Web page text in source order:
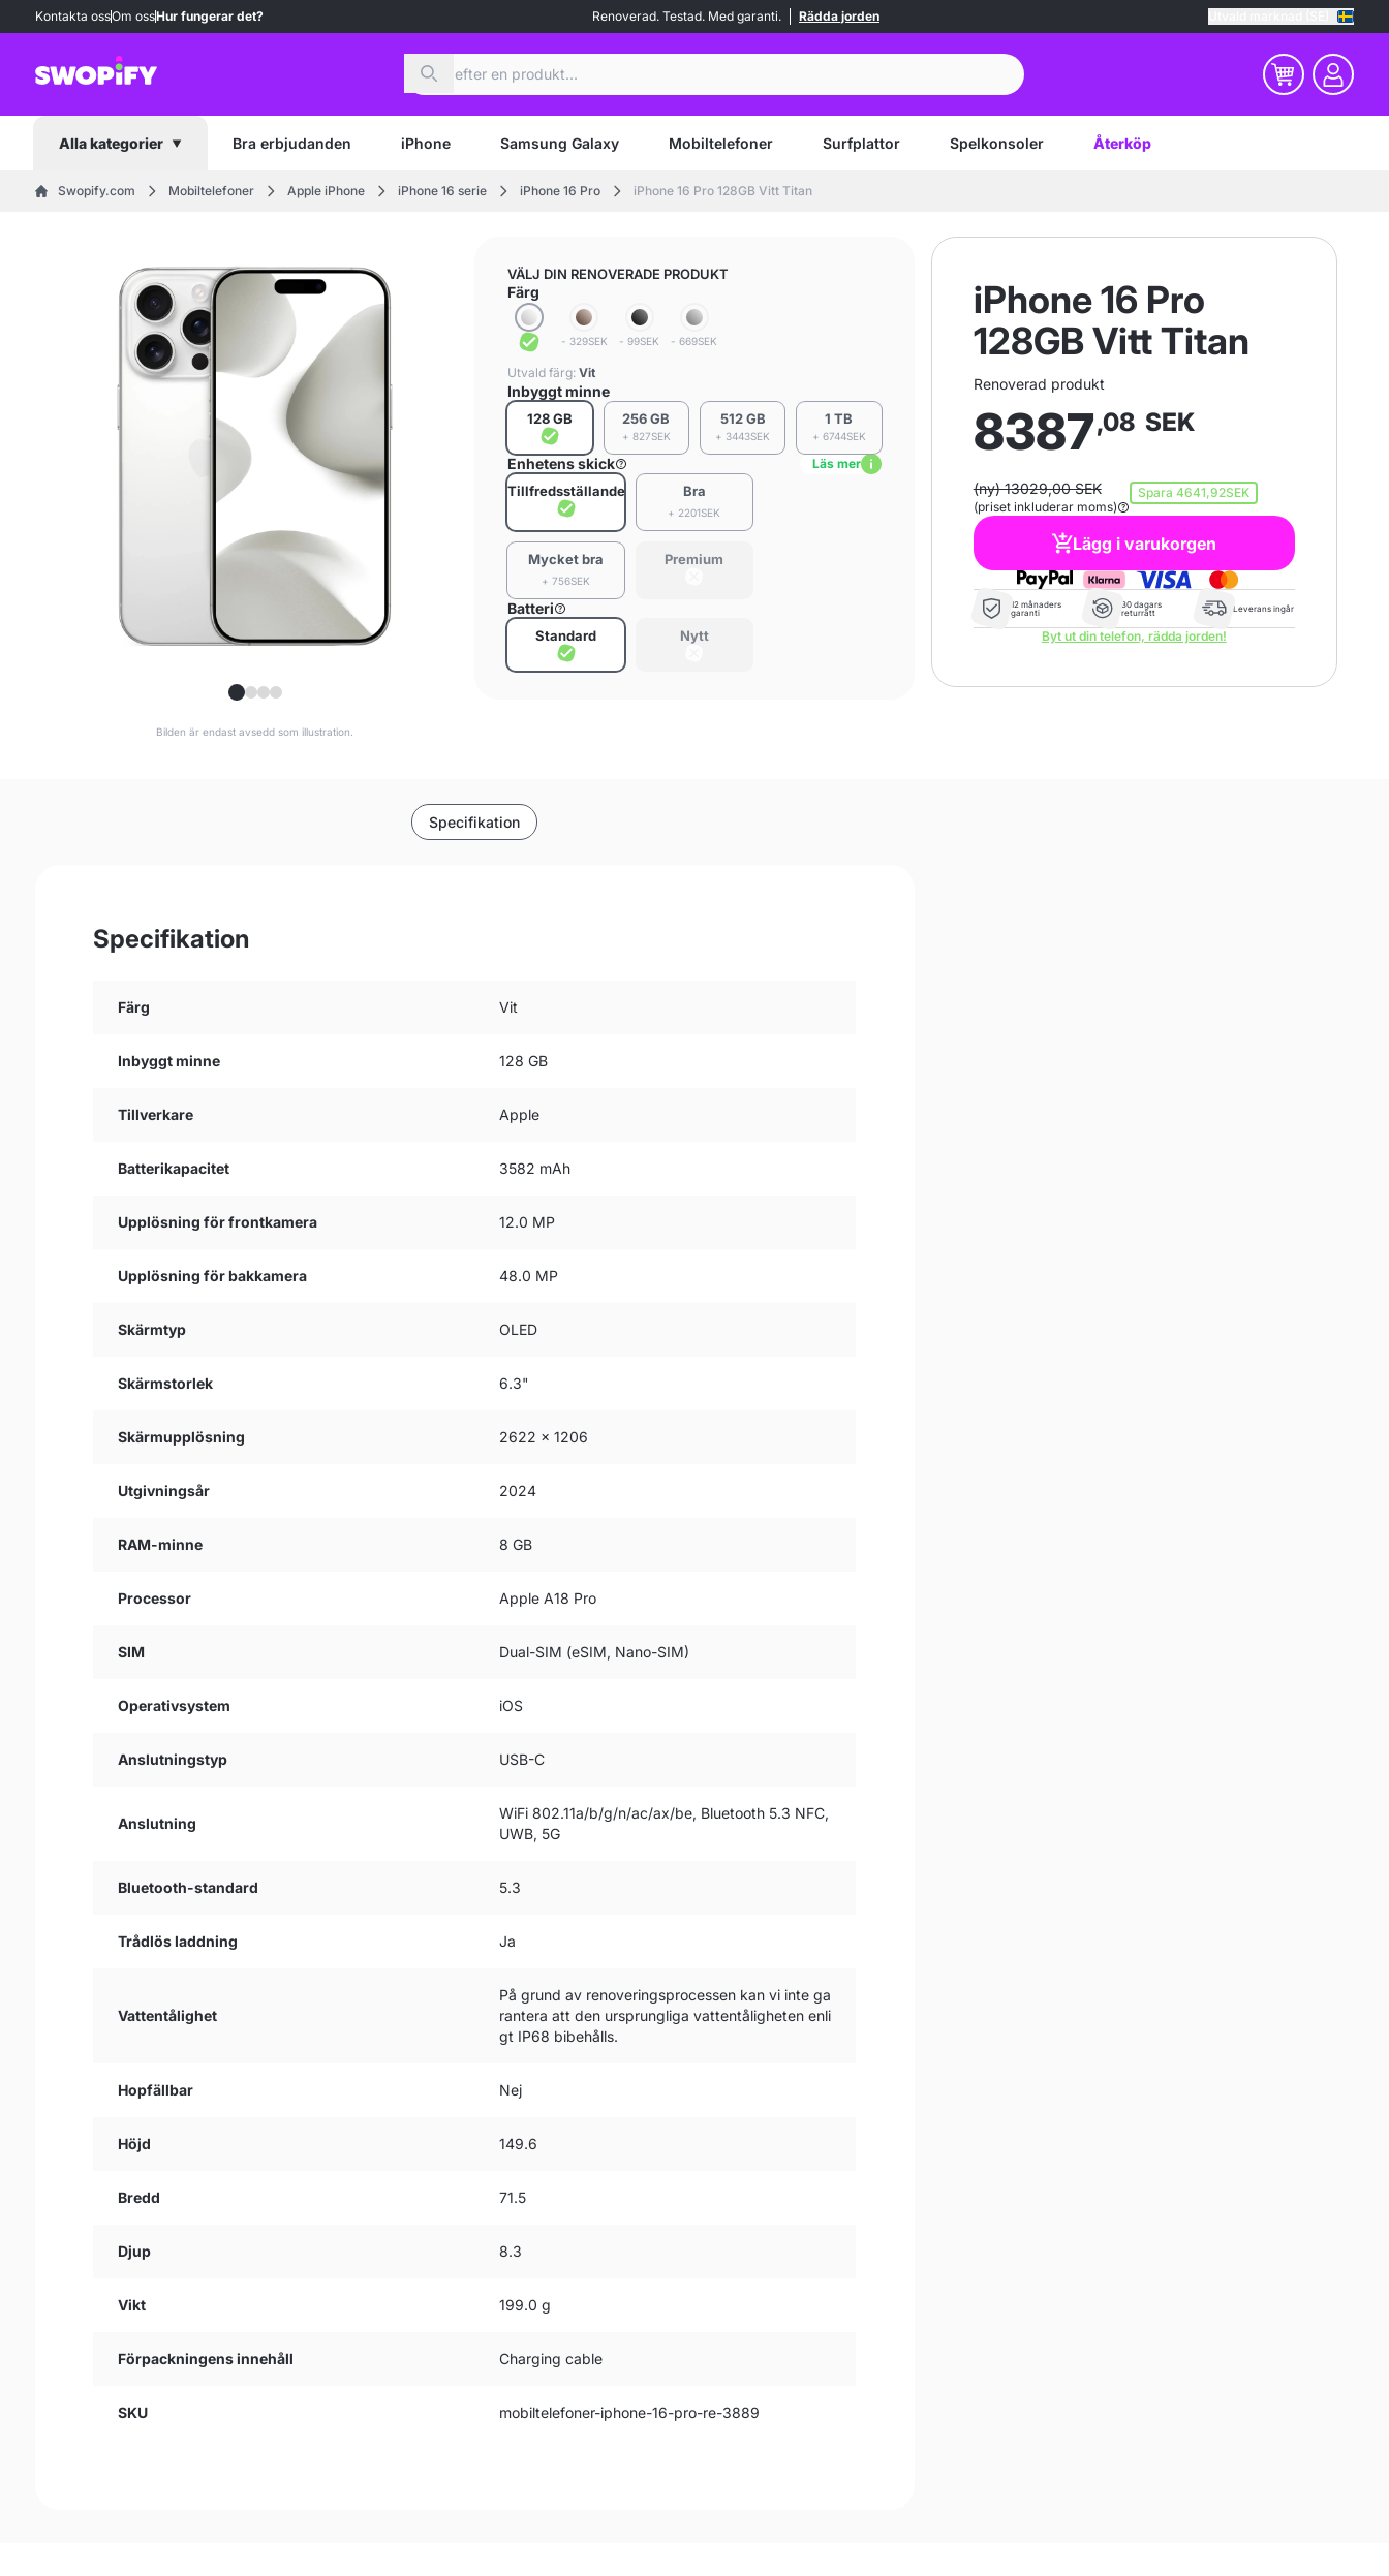
Kontakta ossOm ossHur fungerar det? Renoverad. Testad. Med garanti. Rädda jorden
Alla kategorier Bra erbjudanden iPhone Samsung Galaxy Mobiltelefoner Surfplattor Spelkonsoler Återköp
Swopify.com Mobiltelefoner Apple iPhone iPhone 16 serie iPhone 16 Pro iPhone 16 Pro 128GB Vitt Titan
Bilden är endast avsedd som illustration.
VÄLJ DIN RENOVERADE PRODUKT
Färg
- 329SEK - 99SEK - 669SEK
Utvald färg:Vit
Inbyggt minne
128 GB 256 GB
+ 827SEK
512 GB
+ 3443SEK
1 TB
+ 6744SEK
Enhetens skick Läs mer
Tillfredsställande Bra
+ 2201SEK
Mycket bra
+ 756SEK
Premium
Batteri
Standard Nytt
Specifikation
Specifikation
Färg Vit
Inbyggt minne 128 GB
Tillverkare Apple
Batterikapacitet 3582 mAh
Upplösning för frontkamera 12.0 MP
Upplösning för bakkamera 48.0 MP
Skärmtyp OLED
Skärmstorlek 6.3"
Skärmupplösning 2622 x 1206
Utgivningsår 2024
RAM-minne 8 GB
Processor Apple A18 Pro
SIM Dual-SIM (eSIM, Nano-SIM)
Operativsystem iOS
Anslutningstyp USB-C
Anslutning
WiFi 802.11a/b/g/n/ac/ax/be, Bluetooth 5.3 NFC,
UWB, 5G
Bluetooth-standard 5.3
Trådlös laddning Ja
Vattentålighet
På grund av renoveringsprocessen kan vi inte ga
rantera att den ursprungliga vattentåligheten enli
gt IP68 bibehålls.
Hopfällbar Nej
Höjd 149.6
Bredd 71.5
Djup 8.3
Vikt 199.0 g
Förpackningens innehåll Charging cable
SKU mobiltelefoner-iphone-16-pro-re-3889
iPhone 16 Pro
128GB Vitt Titan
Renoverad produkt
8387,08 SEK
(ny) 13029,00 SEK
(priset inkluderar moms)
Spara 4641,92SEK
Lägg i varukorgen
12 månaders
garanti
30 dagars
returrätt
Leverans ingår
Byt ut din telefon, rädda jorden!